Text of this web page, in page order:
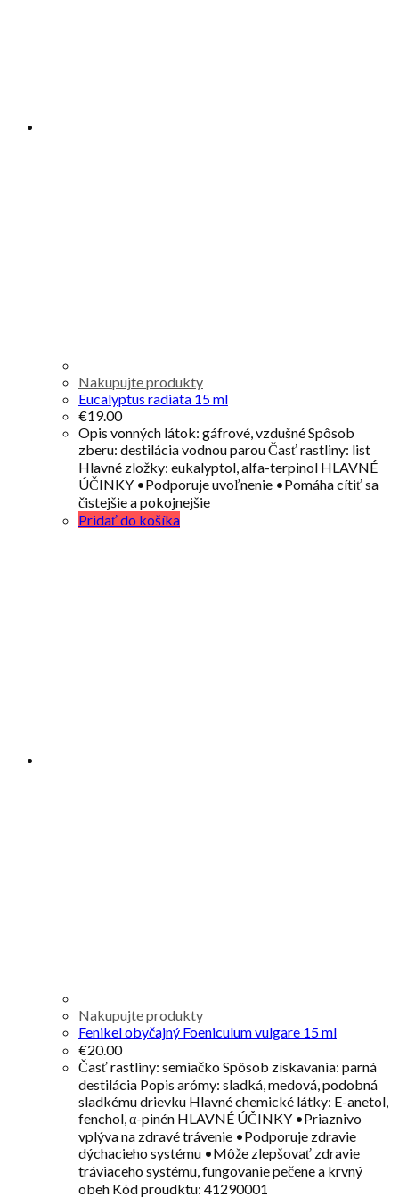
Nakupujte produkty
Eucalyptus radiata 15 ml
€19.00
Opis vonných látok: gáfrové, vzdušné Spôsob
zberu: destilácia vodnou parou Časť rastliny: list
Hlavné zložky: eukalyptol, alfa-terpinol HLAVNÉ
ÚČINKY •Podporuje uvoľnenie •Pomáha cítiť sa
čistejšie a pokojnejšie
Pridať do košíka
Nakupujte produkty
Fenikel obyčajný Foeniculum vulgare 15 ml
€20.00
Časť rastliny: semiačko Spôsob získavania: parná
destilácia Popis arómy: sladká, medová, podobná
sladkému drievku Hlavné chemické látky: E-anetol,
fenchol, α-pinén HLAVNÉ ÚČINKY •Priaznivo
vplýva na zdravé trávenie •Podporuje zdravie
dýchacieho systému •Môže zlepšovať zdravie
tráviaceho systému, fungovanie pečene a krvný
obeh Kód proudktu: 41290001